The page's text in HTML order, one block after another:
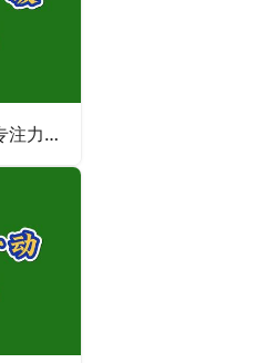
《听一听 破一破》听觉专注力注意分配能力一心多用